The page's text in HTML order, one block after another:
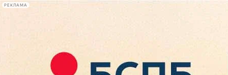
РЕКЛАМА
Сегодня:
2026.08.07